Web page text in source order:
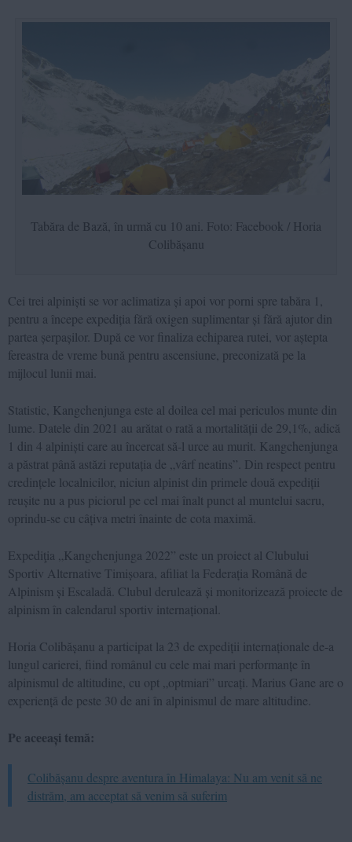
Tabăra de Bază, în urmă cu 10 ani. Foto: Facebook / Horia
Colibășanu
Cei trei alpiniști se vor aclimatiza și apoi vor porni spre tabăra 1,
pentru a începe expediția fără oxigen suplimentar și fără ajutor din
partea șerpașilor. După ce vor finaliza echiparea rutei, vor aștepta
fereastra de vreme bună pentru ascensiune, preconizată pe la
mijlocul lunii mai.
Statistic, Kangchenjunga este al doilea cel mai periculos munte din
lume. Datele din 2021 au arătat o rată a mortalității de 29,1%, adică
1 din 4 alpiniști care au încercat să-l urce au murit. Kangchenjunga
a păstrat până astăzi reputația de „vârf neatins”. Din respect pentru
credințele localnicilor, niciun alpinist din primele două expediții
reușite nu a pus piciorul pe cel mai înalt punct al muntelui sacru,
oprindu-se cu câțiva metri înainte de cota maximă.
Expediţia „Kangchenjunga 2022” este un proiect al Clubului
Sportiv Alternative Timișoara, afiliat la Federația Română de
Alpinism și Escaladă. Clubul derulează și monitorizează proiecte de
alpinism în calendarul sportiv internațional.
Horia Colibășanu a participat la 23 de expediții internaționale de-a
lungul carierei, fiind românul cu cele mai mari performanțe în
alpinismul de altitudine, cu opt „optmiari” urcați. Marius Gane are o
experiență de peste 30 de ani în alpinismul de mare altitudine.
Pe aceeași temă:
Colibășanu despre aventura în Himalaya: Nu am venit să ne
distrăm, am acceptat să venim să suferim